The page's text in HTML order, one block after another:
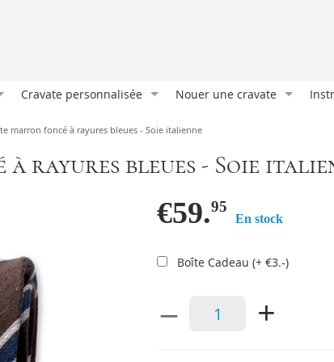
Cravate personnalisée
Cravates et foulards
Accessoires personnalisés
Nouer une cravate
Nœud oriental
Double nœud Windsor
Nœud Manhattan
La
marron foncé à rayures bleues - Soie italienne
rayures bleues - Soie
€59.95
En stock
Boîte Cadeau (+ €3.-)
– +